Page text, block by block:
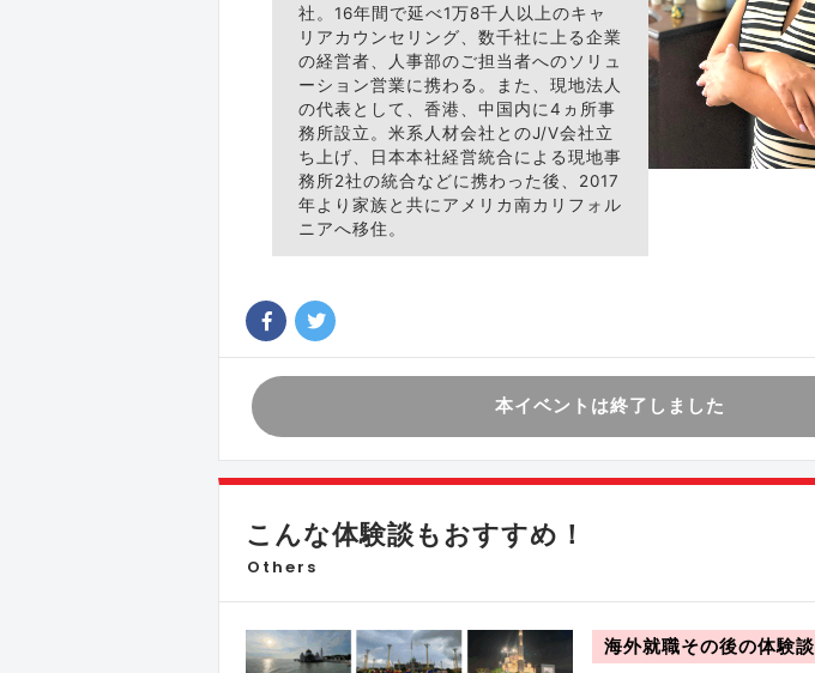
社。16年間で延べ1万8千人以上のキャ
リアカウンセリング、数千社に上る企業
の経営者、人事部のご担当者へのソリュ
ーション営業に携わる。また、現地法人
の代表として、香港、中国内に4ヵ所事
務所設立。米系人材会社とのJ/V会社立
ち上げ、日本本社経営統合による現地事
務所2社の統合などに携わった後、2017
年より家族と共にアメリカ南カリフォル
ニアへ移住。
本イベントは終了しました
こんな体験談もおすすめ！
Others
海外就職その後の体験談